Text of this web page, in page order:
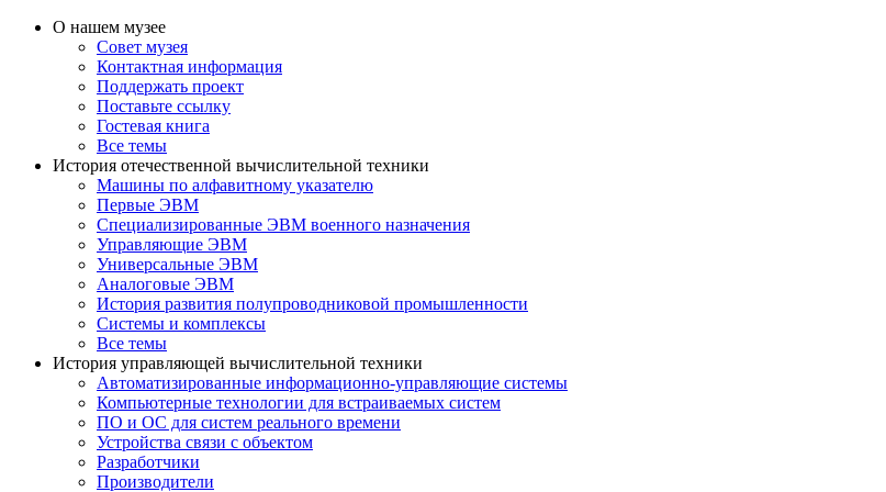
О нашем музее
Совет музея
Контактная информация
Поддержать проект
Поставьте ссылку
Гостевая книга
Все темы
История отечественной вычислительной техники
Машины по алфавитному указателю
Первые ЭВМ
Специализированные ЭВМ военного назначения
Управляющие ЭВМ
Универсальные ЭВМ
Аналоговые ЭВМ
История развития полупроводниковой промышленности
Системы и комплексы
Все темы
История управляющей вычислительной техники
Автоматизированные информационно-управляющие системы
Компьютерные технологии для встраиваемых систем
ПО и ОС для систем реального времени
Устройства связи с объектом
Разработчики
Производители